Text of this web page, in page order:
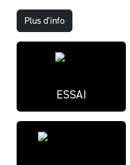
Plus d'info
ESSAI